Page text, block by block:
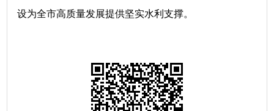
设为全市高质量发展提供坚实水利支撑。